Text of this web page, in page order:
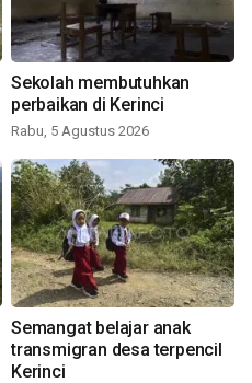
Sekolah membutuhkan
perbaikan di Kerinci
Rabu, 5 Agustus 2026
Semangat belajar anak
transmigran desa terpencil
Kerinci